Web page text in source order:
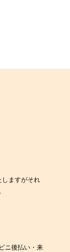
ますがそれ
ニ後払い・来